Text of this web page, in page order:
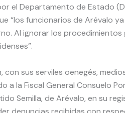
el Departamento de Estado
“los funcionarios de Arévalo
Al ignorar los
con sus serviles oenegés,
a la Fiscal General Consuelo
Semilla, de Arévalo, en su